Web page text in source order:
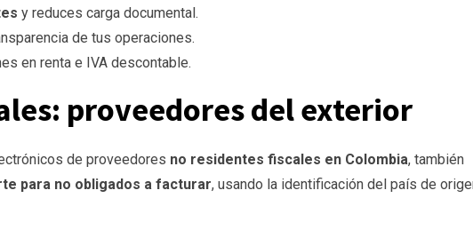
y reduces carga documental.
de tus operaciones.
en renta e IVA descontable.
proveedores del exterior
de proveedores no residentes fiscales en Colombia, también
para no obligados a facturar, usando la identificación del país de